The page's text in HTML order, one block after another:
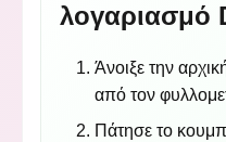
λογαριασμό
Άνοιξε την
από τον
Πάτησε το